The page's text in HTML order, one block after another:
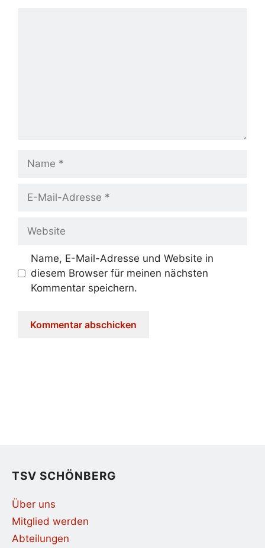
Name
Website
Name, E-Mail-Adresse und Website in
diesem Browser für meinen nächsten
Kommentar speichern.
TSV SCHÖNBERG
Über uns
Mitglied werden
Abteilungen